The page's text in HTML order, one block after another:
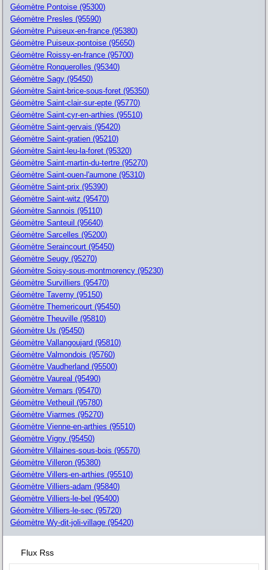
Géomètre Pontoise (95300)
Géomètre Presles (95590)
Géomètre Puiseux-en-france (95380)
Géomètre Puiseux-pontoise (95650)
Géomètre Roissy-en-france (95700)
Géomètre Ronquerolles (95340)
Géomètre Sagy (95450)
Géomètre Saint-brice-sous-foret (95350)
Géomètre Saint-clair-sur-epte (95770)
Géomètre Saint-cyr-en-arthies (95510)
Géomètre Saint-gervais (95420)
Géomètre Saint-gratien (95210)
Géomètre Saint-leu-la-foret (95320)
Géomètre Saint-martin-du-tertre (95270)
Géomètre Saint-ouen-l'aumone (95310)
Géomètre Saint-prix (95390)
Géomètre Saint-witz (95470)
Géomètre Sannois (95110)
Géomètre Santeuil (95640)
Géomètre Sarcelles (95200)
Géomètre Seraincourt (95450)
Géomètre Seugy (95270)
Géomètre Soisy-sous-montmorency (95230)
Géomètre Survilliers (95470)
Géomètre Taverny (95150)
Géomètre Themericourt (95450)
Géomètre Theuville (95810)
Géomètre Us (95450)
Géomètre Vallangoujard (95810)
Géomètre Valmondois (95760)
Géomètre Vaudherland (95500)
Géomètre Vaureal (95490)
Géomètre Vemars (95470)
Géomètre Vetheuil (95780)
Géomètre Viarmes (95270)
Géomètre Vienne-en-arthies (95510)
Géomètre Vigny (95450)
Géomètre Villaines-sous-bois (95570)
Géomètre Villeron (95380)
Géomètre Villers-en-arthies (95510)
Géomètre Villiers-adam (95840)
Géomètre Villiers-le-bel (95400)
Géomètre Villiers-le-sec (95720)
Géomètre Wy-dit-joli-village (95420)
Flux Rss